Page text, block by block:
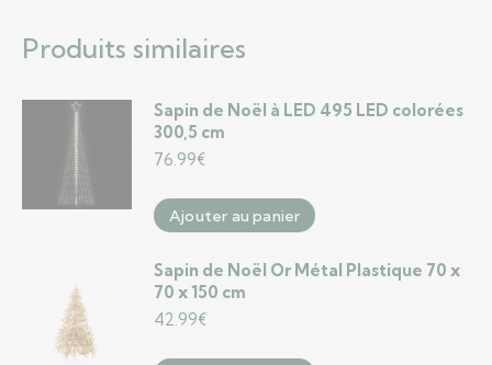
Produits similaires
Sapin de Noël à LED 495 LED colorées
300,5 cm
76.99€
Ajouter au panier
Sapin de Noël Or Métal Plastique 70 x
70 x 150 cm
42.99€